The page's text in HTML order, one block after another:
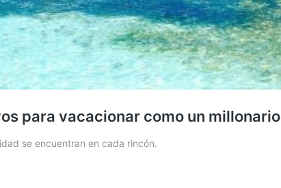
para vacacionar como un millonario
se encuentran en cada rincón.